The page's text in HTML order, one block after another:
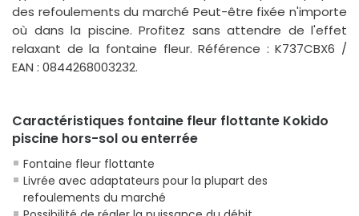
des refoulements du marché Peut-être fixée n'importe
où dans la piscine. Profitez sans attendre de l'effet
relaxant de la fontaine fleur. Référence : K737CBX6 /
EAN : 0844268003232.
Caractéristiques fontaine fleur flottante Kokido
piscine hors-sol ou enterrée
Fontaine fleur flottante
Livrée avec adaptateurs pour la plupart des
refoulements du marché